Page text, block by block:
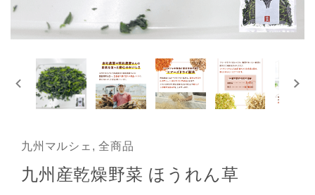
九州マルシェ, 全商品
九州産乾燥野菜 ほうれん草